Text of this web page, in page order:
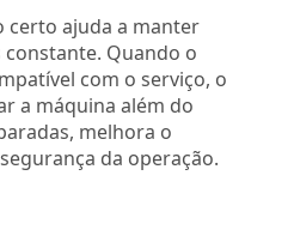
certo ajuda a manter
Quando o
com o serviço, o
a máquina além do
melhora o
da operação.